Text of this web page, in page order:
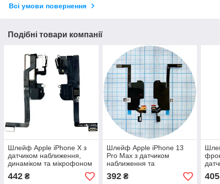
Всі умови повернення
Подібні товари компанії
Шлейф Apple iPhone X з
датчиком наближення,
динаміком та мікрофоном
(оригінал Китай)
442 ₴
Шлейф Apple iPhone 13
Pro Max з датчиком
наближення та
мікрофоном (оригінал
100%)
392₴ 405